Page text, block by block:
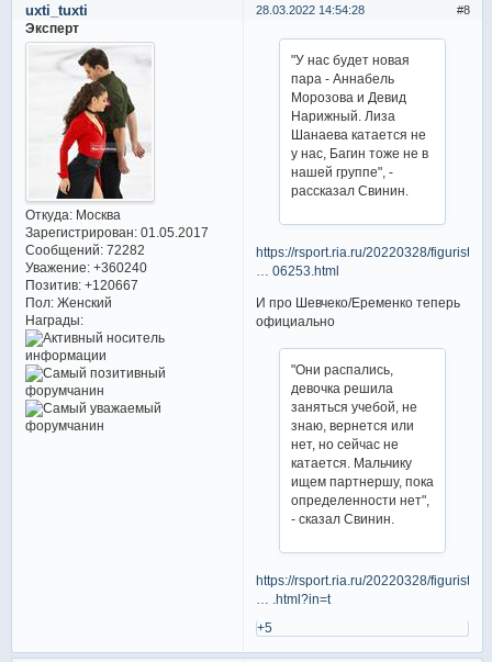
8
28.03.2022 14:54:28
uxti_tuxti
Эксперт
Откуда:Москва
Зарегистрирован: 01.05.2017
Сообщений:72282
Уважение: +360240
Позитив: +120667
Пол:Женский
Награды:
"У нас будет новая
пара - Аннабель
Морозова и Девид
Нарижный. Лиза
Шанаева катается не
у нас, Багин тоже не в
нашей группе", -
рассказал Свинин.
https://rsport.ria.ru/20220328/figurist
… 06253.html
И про Шевчеко/Еременко теперь
официально
"Они распались,
девочка решила
заняться учебой, не
знаю, вернется или
нет, но сейчас не
катается. Мальчику
ищем партнершу, пока
определенности нет",
- сказал Свинин.
https://rsport.ria.ru/20220328/figurist
… .html?in=t
+5